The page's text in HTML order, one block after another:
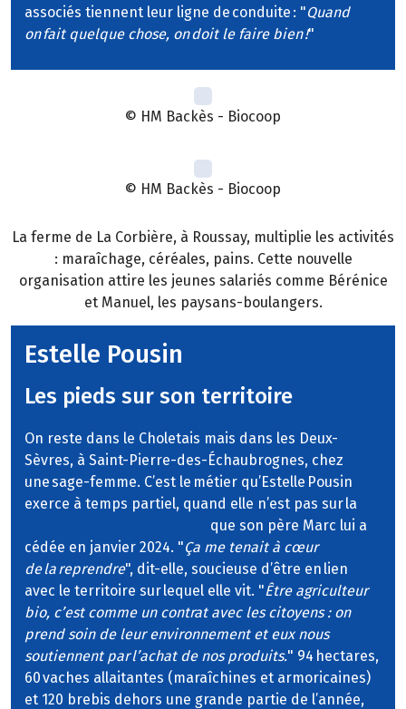
associés tiennent leur ligne de conduite : "Quand
on fait quelque chose, on doit le faire bien !"
© HM Backès - Biocoop
© HM Backès - Biocoop
La ferme de La Corbière, à Roussay, multiplie les activités
: maraîchage, céréales, pains. Cette nouvelle
organisation attire les jeunes salariés comme Bérénice
et Manuel, les paysans-boulangers.
Estelle Pousin
Les pieds sur son territoire
On reste dans le Choletais mais dans les Deux-
Sèvres, à Saint-Pierre-des-Échaubrognes, chez
une sage-femme. C’est le métier qu’Estelle Pousin
exerce à temps partiel, quand elle n’est pas sur la
que son père Marc lui a
cédée en janvier 2024. "Ça me tenait à cœur
de la reprendre", dit-elle, soucieuse d’être en lien
avec le territoire sur lequel elle vit. "Être agriculteur
bio, c’est comme un contrat avec les citoyens : on
prend soin de leur environnement et eux nous
soutiennent par l’achat de nos produits." 94 hectares,
60 vaches allaitantes (maraîchines et armoricaines)
et 120 brebis dehors une grande partie de l’année,